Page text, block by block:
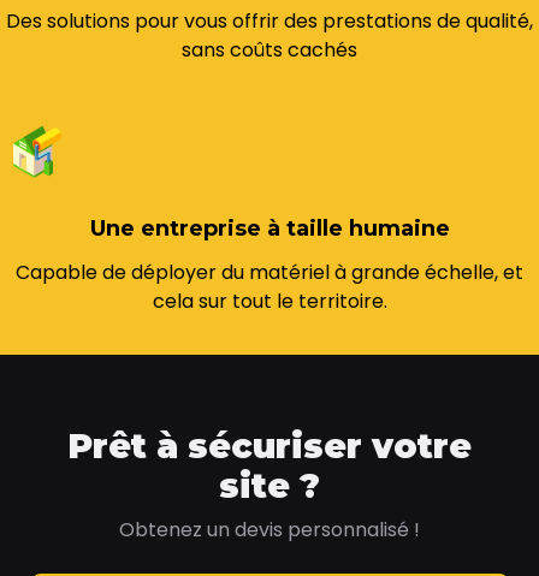
Des solutions pour vous offrir des prestations de qualité,
sans coûts cachés
Une entreprise à taille humaine
Capable de déployer du matériel à grande échelle, et
cela sur tout le territoire.
Prêt à sécuriser votre
site ?
Obtenez un devis personnalisé !